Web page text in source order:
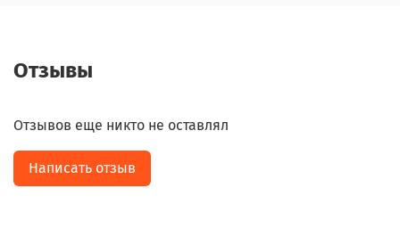
Отзывы
Отзывов еще никто не оставлял
Написать отзыв